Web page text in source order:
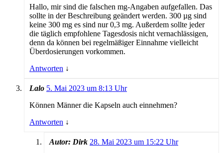
Hallo, mir sind die falschen mg-Angaben aufgefallen. Das
sollte in der Beschreibung geändert werden. 300 µg sind
keine 300 mg es sind nur 0,3 mg. Außerdem sollte jeder
die täglich empfohlene Tagesdosis nicht vernachlässigen,
denn da können bei regelmäßiger Einnahme vielleicht
Überdosierungen vorkommen.
Antworten ↓
Lalo 5. Mai 2023 um 8:13 Uhr
Können Männer die Kapseln auch einnehmen?
Antworten ↓
Autor: Dirk 28. Mai 2023 um 15:22 Uhr